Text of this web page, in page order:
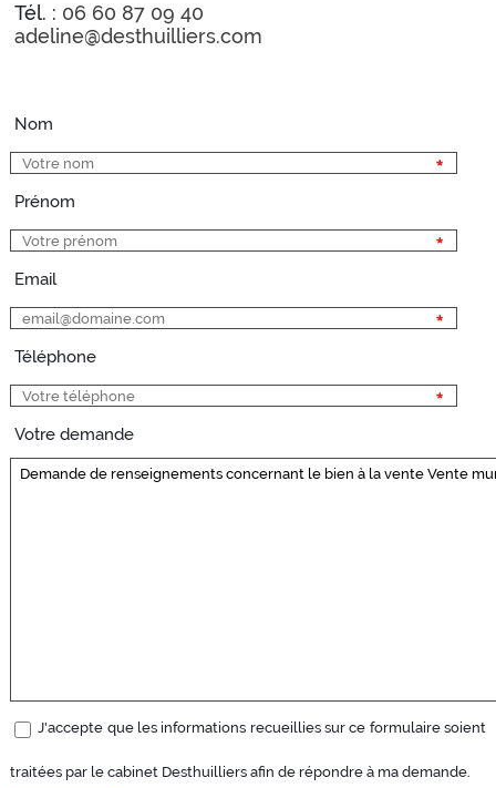
Tél. : 06 60 87 09 40
adeline@desthuilliers.com
Nom
Prénom
Email
Téléphone
Votre demande
J'accepte que les informations recueillies sur ce formulaire soient
traitées par le cabinet Desthuilliers afin de répondre à ma demande.